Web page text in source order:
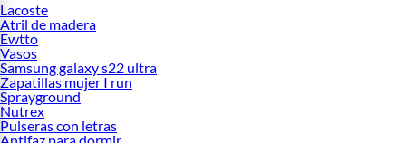
Lacoste
Atril de madera
Ewtto
Vasos
Samsung galaxy s22 ultra
Zapatillas mujer I run
Sprayground
Nutrex
Pulseras con letras